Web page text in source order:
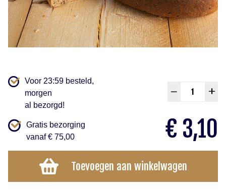
Voor 23:59 besteld,
morgen
al bezorgd!
Gratis bezorging
vanaf € 75,00
– +
€ 3,10
Toevoegen aan winkelwagen